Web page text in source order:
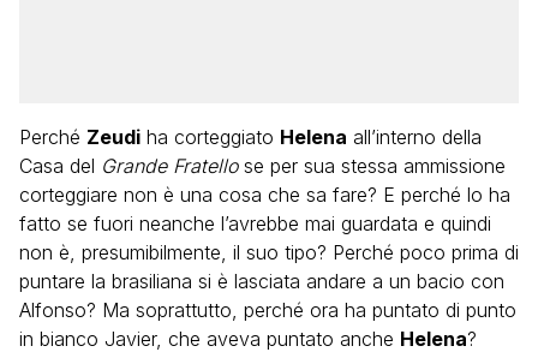
Perché Zeudi ha corteggiato Helena all’interno della
Casa del Grande Fratellose per sua stessa ammissione
corteggiare non è una cosa che sa fare? E perché lo ha
fatto se fuori neanche l’avrebbe mai guardata e quindi
non è, presumibilmente, il suo tipo? Perché poco prima di
puntare la brasiliana si è lasciata andare a un bacio con
Alfonso? Ma soprattutto, perché ora ha puntato di punto
in bianco Javier, che aveva puntato anche Helena?